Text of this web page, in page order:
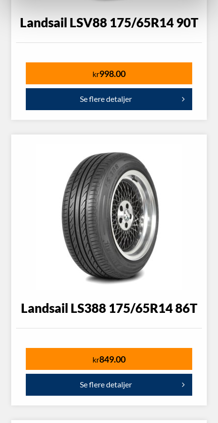
Landsail LSV88 175/65R14 90T
kr998.00
Se flere detaljer
Landsail LS388 175/65R14 86T
kr849.00
Se flere detaljer